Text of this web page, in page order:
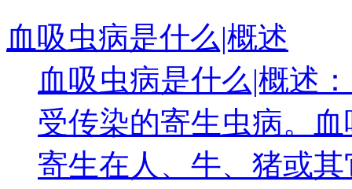
血吸虫病是什么|概述
血吸虫病是什么|概述
受传染的寄生虫病。
寄生在人、牛、猪或